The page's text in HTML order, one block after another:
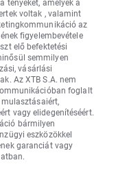
tényeket, amelyek a
voltak , valamint
az
figyelembevétele
elő befektetési
semmilyen
vásárlási
Az XTB S.A. nem
foglalt
vagy elidegenítéséért.
bármilyen
eszközökkel
garanciát vagy